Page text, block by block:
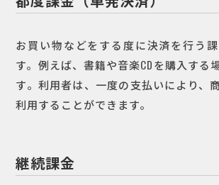
お買い物などをする度に決済を行う
す。例えば、書籍や音楽CDを購入する
す。利用者は、一度の支払いにより、
利用することができます。
継続課金